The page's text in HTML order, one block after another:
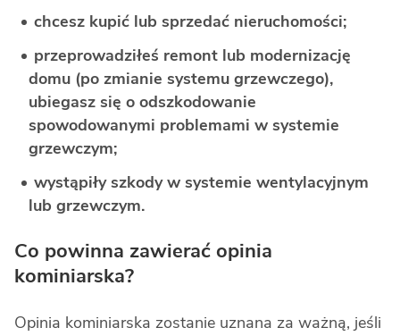
chcesz kupić lub sprzedać nieruchomości;
przeprowadziłeś remont lub modernizację
domu (po zmianie systemu grzewczego),
ubiegasz się o odszkodowanie
spowodowanymi problemami w systemie
grzewczym;
wystąpiły szkody w systemie wentylacyjnym
lub grzewczym.
Co powinna zawierać opinia
kominiarska?
Opinia kominiarska zostanie uznana za ważną, jeśli